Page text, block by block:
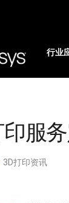
行业
服
3D打印资讯